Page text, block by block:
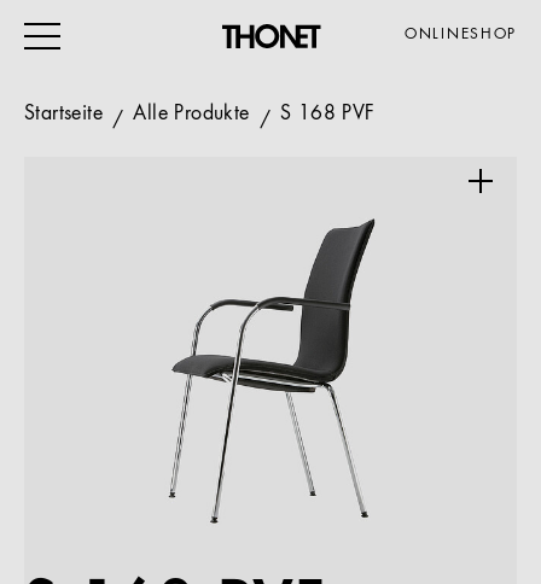
ONLINESHOP
VERANSTALTUNG
GASTRO & HOTEL
ALLE PRODUKTE
Startseite Alle Produkte S 168 PVF